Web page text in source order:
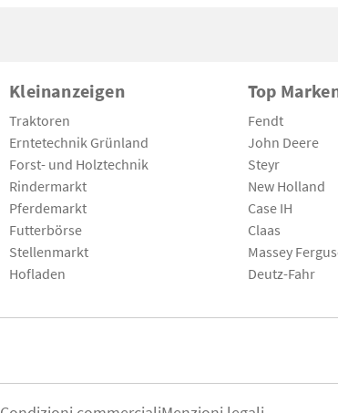
Kleinanzeigen
Traktoren
Erntetechnik Grünland
Forst- und Holztechnik
Rindermarkt
Pferdemarkt
Futterbörse
Stellenmarkt
Hofladen
Top
Fendt
John Deere
Steyr
New Holland
Case IH
Claas
Massey
Deutz-Fahr